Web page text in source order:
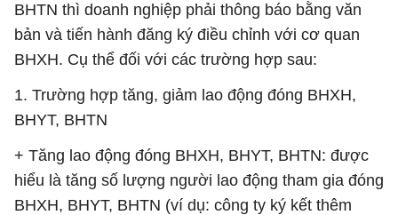
BHTN thì doanh nghiệp phải thông báo bằng văn
bản và tiến hành đăng ký điều chỉnh với cơ quan
BHXH. Cụ thể đối với các trường hợp sau:
1. Trường hợp tăng, giảm lao động đóng BHXH,
BHYT, BHTN
+ Tăng lao động đóng BHXH, BHYT, BHTN: được
hiểu là tăng số lượng người lao động tham gia đóng
BHXH, BHYT, BHTN (ví dụ: công ty ký kết thêm